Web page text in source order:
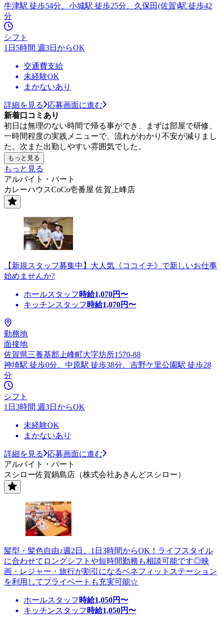
牛津駅 徒歩54分、小城駅 徒歩25分、久保田(佐賀)駅 徒歩42
分
シフト
1日5時間 週3日からOK
交通費支給
未経験OK
まかないあり
詳細を見る
応募画面に進む
新着口コミあり
初日は無理のない時間で帰る事ができ、まずは部屋で研修、
一時間程度の実践メニューで、流れがわかり不安が減りまし
た。次また出勤しやすい雰囲気でした。
もっと見る
もっと見る
アルバイト・パート
カレーハウスCoCo壱番屋 佐賀上峰店
【新規スタッフ募集中】大人気《ココイチ》で新しいお仕事
始めませんか?
ホールスタッフ 時給1,070円〜
キッチンスタッフ 時給1,070円〜
勤務地
面接地
佐賀県三養基郡上峰町大字坊所1570-88
神埼駅 徒歩0分、中原駅 徒歩38分、吉野ケ里公園駅 徒歩28
分
シフト
1日3時間 週3日からOK
未経験OK
まかないあり
詳細を見る
応募画面に進む
アルバイト・パート
スシロー佐賀鍋島店（株式会社あきんどスシロー）
髪型・髪色自由♪週2日、1日3時間からOK！ライフスタイル
に合わせてロングシフトや短時間勤務も相談可能です◎映
画・レジャー・旅行が割引になるベネフィットステーション
を利用してプライベートも充実可能☆
ホールスタッフ 時給1,050円〜
キッチンスタッフ 時給1,050円〜